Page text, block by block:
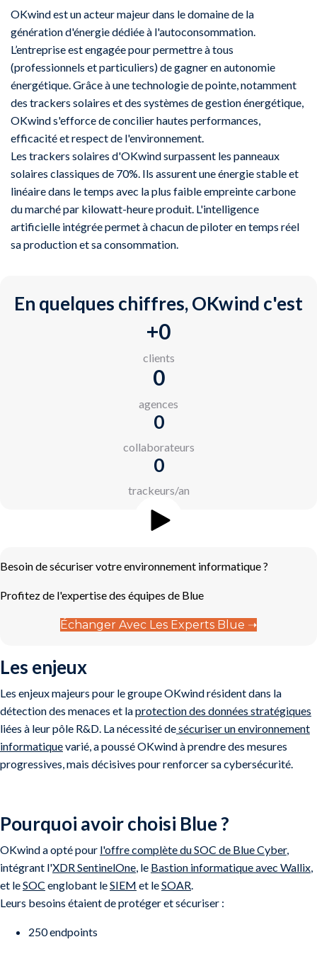
OKwind est un acteur majeur dans le domaine de la
génération d'énergie dédiée à l'autoconsommation.
L’entreprise est engagée pour permettre à tous
(professionnels et particuliers) de gagner en autonomie
énergétique. Grâce à une technologie de pointe, notamment
des trackers solaires et des systèmes de gestion énergétique,
OKwind s'efforce de concilier hautes performances,
efficacité et respect de l'environnement.
Les trackers solaires d'OKwind surpassent les panneaux
solaires classiques de 70%. Ils assurent une énergie stable et
linéaire dans le temps avec la plus faible empreinte carbone
du marché par kilowatt-heure produit. L'intelligence
artificielle intégrée permet à chacun de piloter en temps réel
sa production et sa consommation.
En quelques chiffres, OKwind c'est
+0
clients
0
agences
0
collaborateurs
0
trackeurs/an
Besoin de sécuriser votre environnement informatique ?
Profitez de l'expertise des équipes de Blue
Échanger Avec Les Experts Blue ➝
Les enjeux
Les enjeux majeurs pour le groupe OKwind résident dans la
détection des menaces et laprotection des données stratégiques
liées à leur pôle R&D. La nécessité desécuriser un environnement
informatiquevarié, a poussé OKwind à prendre des mesures
progressives, mais décisives pour renforcer sa cybersécurité.
Pourquoi avoir choisi Blue ?
OKwind a opté pour l'offre complète du SOC de Blue Cyber,
intégrant l'XDR SentinelOne , le Bastion informatique avec Wallix
et leSOC englobant leSIEM et leSOAR
Leurs besoins étaient de protéger et sécuriser :
250 endpoints